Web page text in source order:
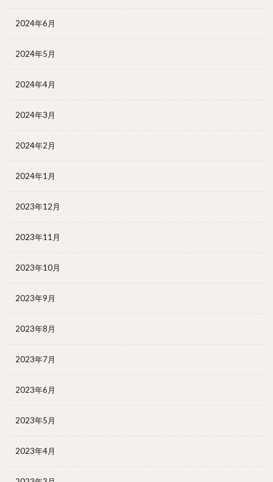
2024年6月
2024年5月
2024年4月
2024年3月
2024年2月
2024年1月
2023年12月
2023年11月
2023年10月
2023年9月
2023年8月
2023年7月
2023年6月
2023年5月
2023年4月